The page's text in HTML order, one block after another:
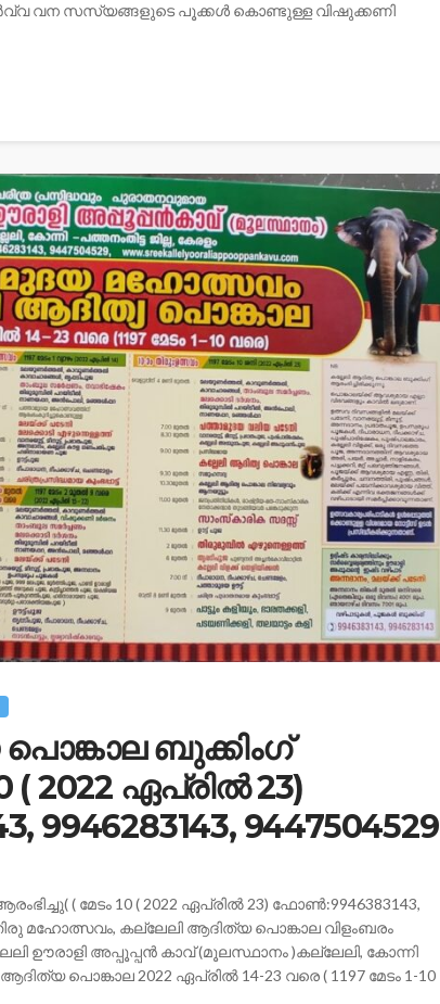
വന സസ്യങ്ങളുടെ പൂക്കൾ കൊണ്ടുള്ള വിഷുക്കണി
ബുക്കിംഗ്
( 2022 ഏപ്രിൽ 23)
9447504529
( മേടം 10 ( 2022 ഏപ്രിൽ 23) ഫോൺ:9946383143,
തിരു മഹോത്സവം, കല്ലേലി ആദിത്യ പൊങ്കാല വിളംബരം
ഊരാളി അപ്പൂപ്പൻ കാവ് (മൂലസ്ഥാനം )കല്ലേലി, കോന്നി
പൊങ്കാല 2022 ഏപ്രിൽ 14-23 വരെ ( 1197 മേടം 1-10